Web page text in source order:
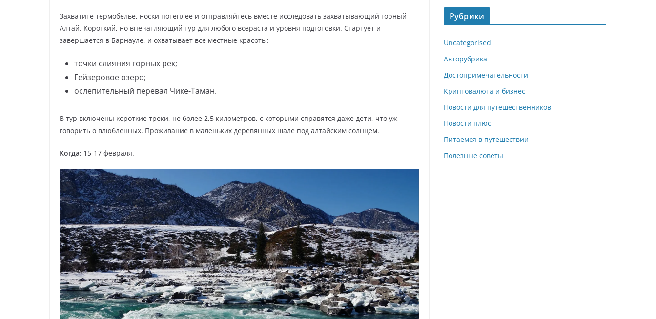
Захватите термобелье, носки потеплее и отправляйтесь вместе исследовать захватывающий горный
Алтай. Короткий, но впечатляющий тур для любого возраста и уровня подготовки. Стартует и
завершается в Барнауле, и охватывает все местные красоты:
точки слияния горных рек;
Гейзеровое озеро;
ослепительный перевал Чике-Таман.
В тур включены короткие треки, не более 2,5 километров, с которыми справятся даже дети, что уж
говорить о влюбленных. Проживание в маленьких деревянных шале под алтайским солнцем.
Когда: 15-17 февраля.
Рубрики
Uncategorised
Авторубрика
Достопримечательности
Криптовалюта и бизнес
Новости для путешественников
Новости плюс
Питаемся в путешествии
Полезные советы